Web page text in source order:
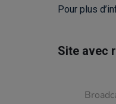
Pour plus
Site avec